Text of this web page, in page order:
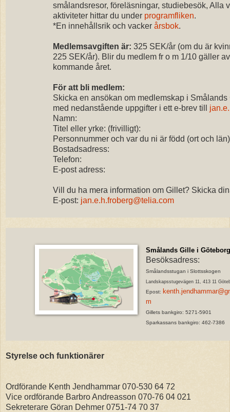
smålandsresor, föreläsningar, studiebesök, Alla
aktiviteter hittar du under programfliken.
*En innehållsrik och vacker årsbok.
Medlemsavgiften är: 325 SEK/år (om du är
225 SEK/år). Blir du medlem fr o m 1/10 gäller
kommande året.
För att bli medlem:
Skicka en ansökan om medlemskap i
med nedanstående uppgifter i ett e-brev till
Namn:
Titel eller yrke: (frivilligt):
Personnummer och var du ni är född (ort och
Bostadsadress:
Telefon:
E-post adress:
Vill du ha mera information om Gillet? Skicka
E-post: jan.e.h.froberg@telia.com
Smålands Gille i Göteborg
Besöksadress:
Smålandsstugan i Slottsskogen
Landskapsstugevägen 11, 413 11
Epost:
m
Gillets bankgiro: 5271-5901
Sparkassans bankgiro: 462-7386
Styrelse och funktionärer
Ordförande Kenth Jendhammar 070-530 64 72
Vice ordförande Barbro Andreasson 070-76 04 021
Sekreterare Göran Dehmer 0751-74 70 37